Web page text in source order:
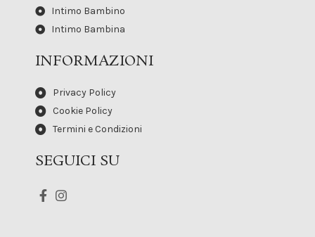
Intimo Bambino
Intimo Bambina
INFORMAZIONI
Privacy Policy
Cookie Policy
Termini e Condizioni
SEGUICI SU